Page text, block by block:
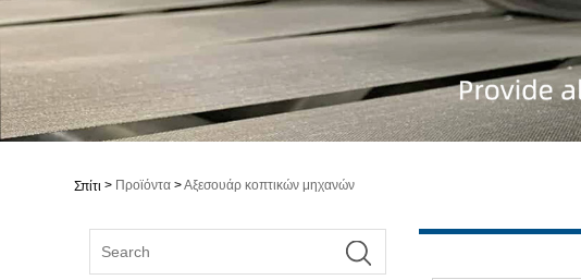
Σπίτι > Προϊόντα >Αξεσουάρ κοπτικών μηχανών